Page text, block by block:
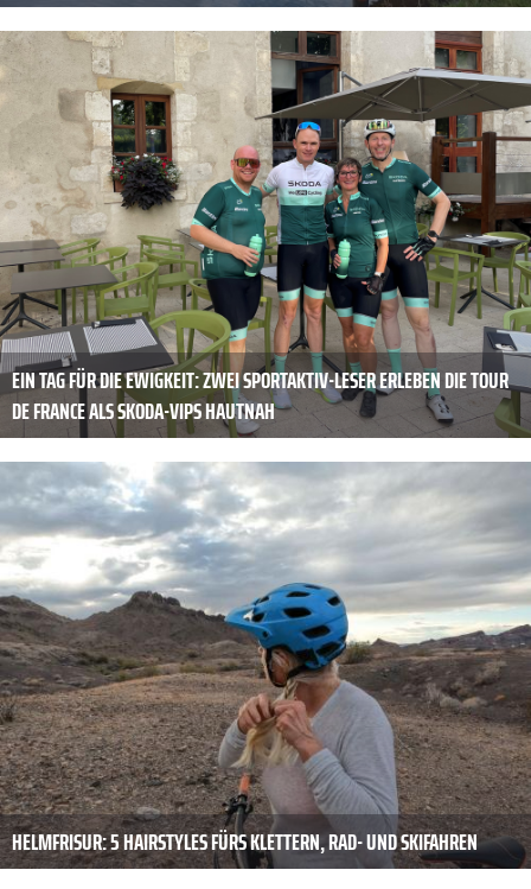
EIN TAG FÜR DIE EWIGKEIT: ZWEI SPORTAKTIV-LESER ERLEBEN DIE TOUR
DE FRANCE ALS SKODA-VIPS HAUTNAH
HELMFRISUR: 5 HAIRSTYLES FÜRS KLETTERN, RAD- UND SKIFAHREN